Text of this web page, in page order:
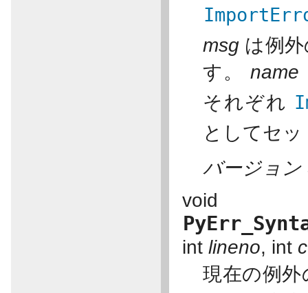
msg は例
す。 name
それぞれ
としてセ
バージョン
void
int lineno, int
現在の例